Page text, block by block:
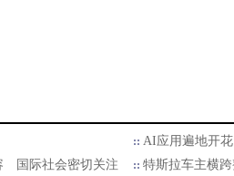
AI应用遍地开
国际社会密切关注
特斯拉车主横